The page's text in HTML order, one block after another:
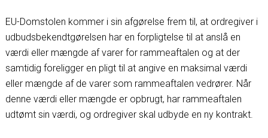
EU-Domstolen kommer i sin afgørelse frem til, at ordregiver i
udbudsbekendtgørelsen har en forpligtelse til at anslå en
værdi eller mængde af varer for rammeaftalen og at der
samtidig foreligger en pligt til at angive en maksimal værdi
eller mængde af de varer som rammeaftalen vedrører. Når
denne værdi eller mængde er opbrugt, har rammeaftalen
udtømt sin værdi, og ordregiver skal udbyde en ny kontrakt.